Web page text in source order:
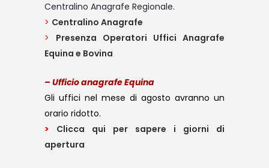
Centralino Anagrafe Regionale.
> Centralino Anagrafe
> Presenza Operatori Uffici Anagrafe
Equina e Bovina
– Ufficio anagrafe Equina
Gli uffici nel mese di agosto avranno un
orario ridotto.
> Clicca qui per sapere i giorni di
apertura